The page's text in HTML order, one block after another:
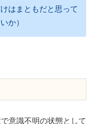
はまともだと思って
か）
意識不明の状態として